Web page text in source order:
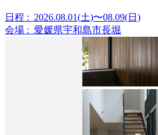
日程 : 2026.08.01(土)〜08.09(日)
会場 : 愛媛県宇和島市長堀